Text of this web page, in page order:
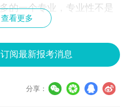
的一个专业，专业性不是
，计算题相对较少偏重于
经济师考试中，工商管理
较高的。
专业知识的考生；
查看更多
阅最新报考消息
分享：